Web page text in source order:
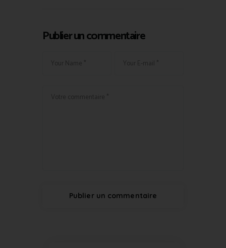
Publier un commentaire